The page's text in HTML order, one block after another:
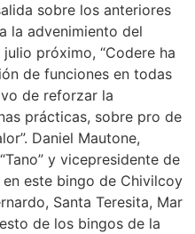
sobre los anteriores
la advenimiento del
próximo, “Codere ha
de funciones en todas
de reforzar la
prácticas, sobre pro de
Daniel Mautone,
y vicepresidente de
este bingo de Chivilcoy
Santa Teresita, Mar
de los bingos de la